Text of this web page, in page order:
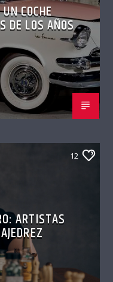
COCHE
DE LOS AÑOS
12
ARTISTAS